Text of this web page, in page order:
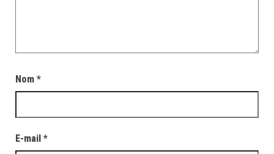
Nom *
E-mail *